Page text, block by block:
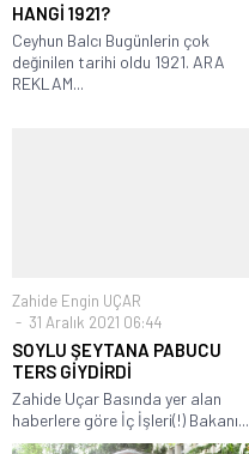
HANGİ 1921?
Ceyhun Balcı Bugünlerin çok
değinilen tarihi oldu 1921. ARA
REKLAM...
Zahide Engin UÇAR
31 Aralık 2021 06:44
SOYLU ŞEYTANA PABUCU
TERS GİYDİRDİ
Zahide Uçar Basında yer alan
haberlere göre İç İşleri(!) Bakanı...